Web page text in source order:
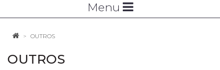
Menu
OUTROS
OUTROS